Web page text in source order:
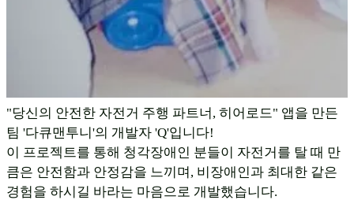
"당신의 안전한 자전거 주행 파트너, 히어로드" 앱을 만든
팀 '다큐맨투니'의 개발자 'Q'입니다!
이 프로젝트를 통해 청각장애인 분들이 자전거를 탈 때 만
큼은 안전함과 안정감을 느끼며, 비장애인과 최대한 같은
경험을 하시길 바라는 마음으로 개발했습니다.